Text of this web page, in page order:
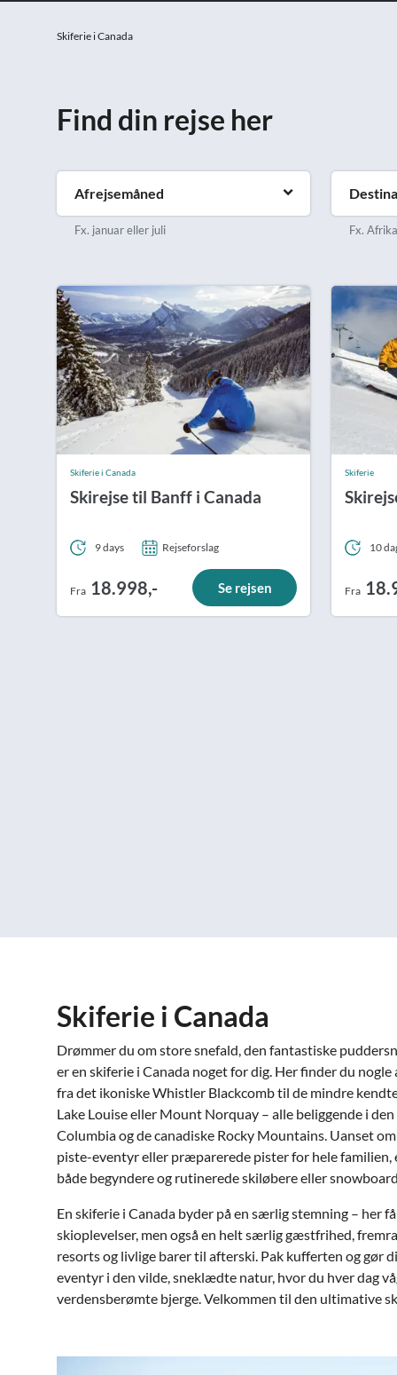
Skiferie i Canada
Find din rejse her
Afrejsemåned
Fx. januar eller juli Fx.
Skiferie i Canada
Skirejse til Banff i Canada
9 days Rejseforslag
Fra 18.998,- Se rejsen
Skiferie
10
Fra
Skiferie i Canada
Drømmer du om store snefald, den fantastiske
er en skiferie i Canada noget for dig. Her finder du
fra det ikoniske Whistler Blackcomb til de mindre
Lake Louise eller Mount Norquay – alle beliggende i
Columbia og de canadiske Rocky Mountains. Uanset
piste-eventyr eller præparerede pister for hele familien,
både begyndere og rutinerede skiløbere eller
En skiferie i Canada byder på en særlig stemning – her
skioplevelser, men også en helt særlig gæstfrihed,
resorts og livlige barer til afterski. Pak kufferten og gør
eventyr i den vilde, sneklædte natur, hvor du hver dag
verdensberømte bjerge. Velkommen til den ultimative